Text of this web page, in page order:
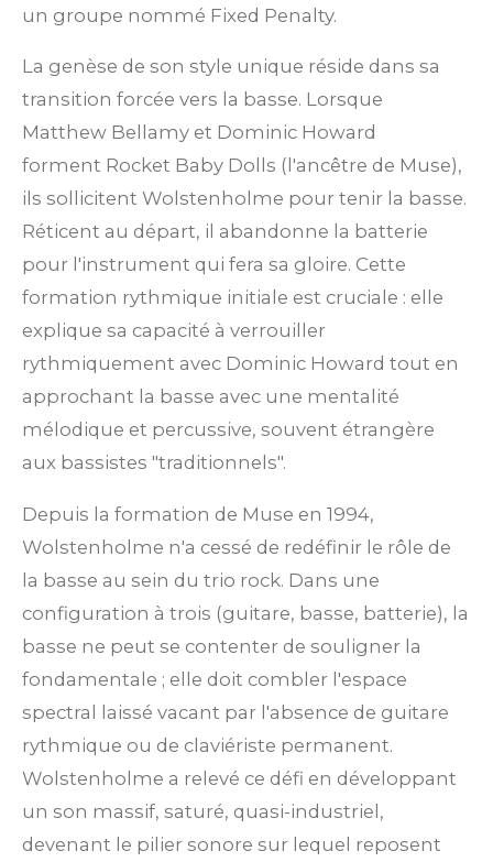
un groupe nommé Fixed Penalty.
La genèse de son style unique réside dans sa
transition forcée vers la basse. Lorsque
Matthew Bellamy et Dominic Howard
forment Rocket Baby Dolls (l'ancêtre de Muse),
ils sollicitent Wolstenholme pour tenir la basse.
Réticent au départ, il abandonne la batterie
pour l'instrument qui fera sa gloire. Cette
formation rythmique initiale est cruciale : elle
explique sa capacité à verrouiller
rythmiquement avec Dominic Howard tout en
approchant la basse avec une mentalité
mélodique et percussive, souvent étrangère
aux bassistes "traditionnels".
Depuis la formation de Muse en 1994,
Wolstenholme n'a cessé de redéfinir le rôle de
la basse au sein du trio rock. Dans une
configuration à trois (guitare, basse, batterie), la
basse ne peut se contenter de souligner la
fondamentale ; elle doit combler l'espace
spectral laissé vacant par l'absence de guitare
rythmique ou de claviériste permanent.
Wolstenholme a relevé ce défi en développant
un son massif, saturé, quasi-industriel,
devenant le pilier sonore sur lequel reposent